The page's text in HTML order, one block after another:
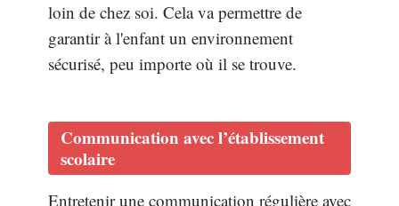
loin de chez soi. Cela va permettre de
garantir à l'enfant un environnement
sécurisé, peu importe où il se trouve.
Communication avec l’établissement
scolaire
Entretenir une communication régulière avec